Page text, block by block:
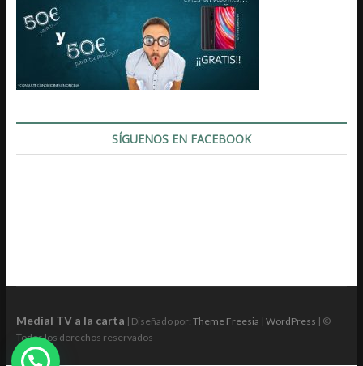
SÍGUENOS EN FACEBOOK
Medial TV a la carta | Diseñado por: Theme Freesia | WordPress | ©
Todos los derechos reservados